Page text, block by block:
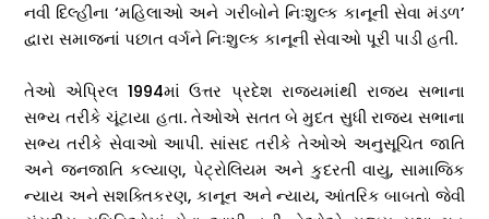
નવી દિલ્હીના ‘મહિલાઓ અને ગરીબોને નિઃશુલ્ક કાનૂની સેવા મંડળ’
દ્વારા સમાજનાં પછાત વર્ગને નિઃશુલ્ક કાનૂની સેવાઓ પૂરી પાડી હતી.
તેઓ એપ્રિલ 1994માં ઉત્તર પ્રદેશ રાજ્યમાંથી રાજ્ય સભાના
સભ્ય તરીકે ચૂંટાયા હતા. તેઓએ સતત બે મુદત સુધી રાજ્ય સભાના
સભ્ય તરીકે સેવાઓ આપી. સાંસદ તરીકે તેઓએ અનુસૂચિત જાતિ
અને જનજાતિ કલ્યાણ, પેટ્રોલિયમ અને કુદરતી વાયુ, સામાજિક
ન્યાય અને સશક્તિકરણ, કાનૂન અને ન્યાય, આંતરિક બાબતો જેવી